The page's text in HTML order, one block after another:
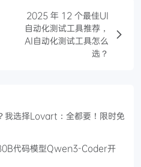
2025 年 12 个最佳UI
自动化测试工具推荐，
AI自动化测试工具怎么
选？
选择Lovart：全都要！限时免
代码模型Qwen3-Coder开